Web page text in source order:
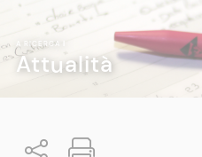
A RICERCA
Attualità